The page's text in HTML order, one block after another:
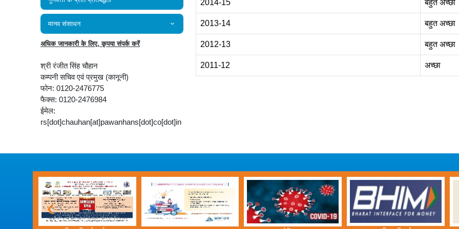
मानव संसाधन
अधिक जानकारी के लिए, कृपया संपर्क करें
श्री रंजीत सिंह चौहान
कम्‍पनी सचिव एवं प्रमुख (कानूनी)
फोन: 0120-2476775
फैक्स: 0120-2476984
ईमेल:
rs[dot]chauhan[at]pawanhans[dot]co[dot]in
2014-15 बहुत अच्‍छा
2013-14 बहुत अच्‍छा
2012-13 बहुत अच्‍छा
2011-12 अच्‍छा
‹